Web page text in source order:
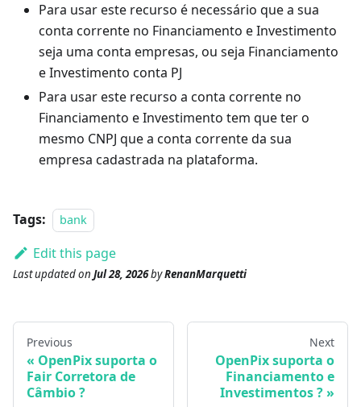
Para usar este recurso é necessário que a sua
conta corrente no Financiamento e Investimento
seja uma conta empresas, ou seja Financiamento
e Investimento conta PJ
Para usar este recurso a conta corrente no
Financiamento e Investimento tem que ter o
mesmo CNPJ que a conta corrente da sua
empresa cadastrada na plataforma.
Tags: bank
Edit this page
Last updatedon Jul 28, 2026byRenanMarquetti
Previous
OpenPix suporta o
Fair Corretora de
Câmbio ?
Next
OpenPix suporta o
Financiamento e
Investimentos ?